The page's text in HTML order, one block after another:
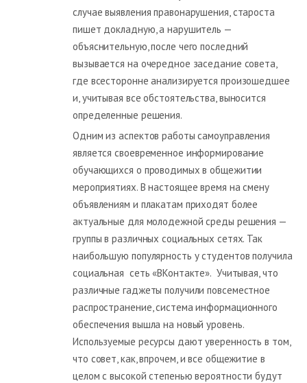
случае выявления правонарушения, староста
пишет докладную, а нарушитель —
объяснительную, после чего последний
вызывается на очередное заседание совета,
где всесторонне анализируется произошедшее
и, учитывая все обстоятельства, выносится
определенные решения.
Одним из аспектов работы самоуправления
является своевременное информирование
обучающихся о проводимых в общежитии
мероприятиях. В настоящее время на смену
объявлениям и плакатам приходят более
актуальные для молодежной среды решения —
группы в различных социальных сетях. Так
наибольшую популярность у студентов получила
социальная сеть «ВКонтакте». Учитывая, что
различные гаджеты получили повсеместное
распространение, система информационного
обеспечения вышла на новый уровень.
Используемые ресурсы дают уверенность в том,
что совет, как, впрочем, и все общежитие в
целом с высокой степенью вероятности будут